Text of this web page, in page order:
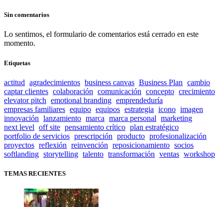
Sin comentarios
Lo sentimos, el formulario de comentarios está cerrado en este
momento.
Etiquetas
actitud agradecimientos business canvas Business Plan cambio
captar clientes colaboración comunicación concepto crecimiento
elevator pitch emotional branding emprendeduría
empresas familiares equipo equipos estrategia icono imagen
innovación lanzamiento marca marca personal marketing
next level off site pensamiento crítico plan estratégico
portfolio de servicios prescripción producto profesionalización
proyectos reflexión reinvención reposicionamiento socios
softlanding storytelling talento transformación ventas workshop
TEMAS RECIENTES